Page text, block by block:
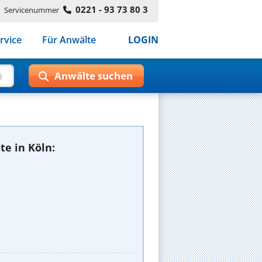
Servicenummer 0221 - 93 73 80 3
Für Anwälte LOGIN
in Köln: